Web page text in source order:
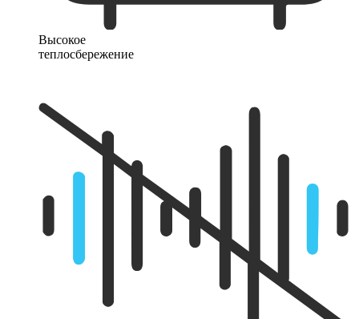
Высокое
теплосбережение